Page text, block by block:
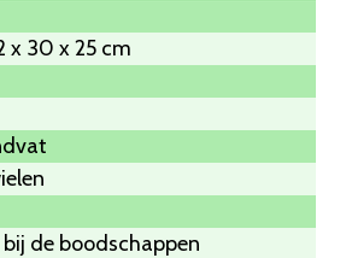
x 30 x 25 cm
bij de boodschappen